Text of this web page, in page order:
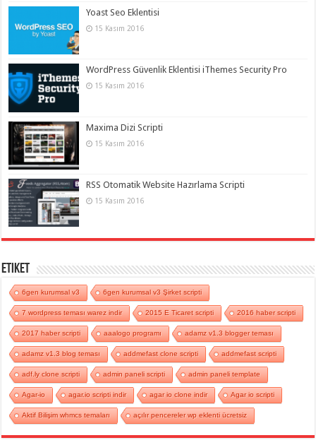
Yoast Seo Eklentisi
15 Kasım 2016
WordPress Güvenlik Eklentisi iThemes Security Pro
15 Kasım 2016
Maxima Dizi Scripti
15 Kasım 2016
RSS Otomatik Website Hazırlama Scripti
15 Kasım 2016
Etiket
6gen kurumsal v3 6gen kurumsal v3 Şirket scripti
7 wordpress teması warez indir 2015 E Ticaret scripti 2016 haber scripti
2017 haber scripti aaalogo programı adamz v1.3 blogger teması
adamz v1.3 blog teması addmefast clone scripti addmefast scripti
adf.ly clone scripti admin paneli scripti admin paneli template
Agar-io agar.io scripti indir agar io clone indir Agar io scripti
Aktif Bilişim whmcs temaları açılır pencereler wp eklenti ücretsiz